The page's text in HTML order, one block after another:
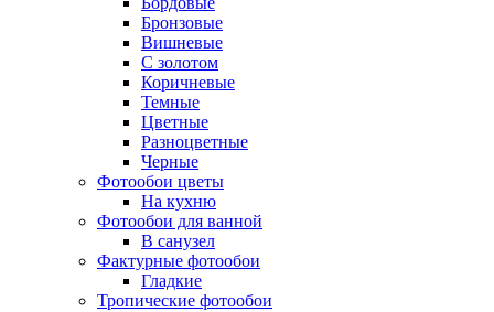
Бронзовые
Вишневые
С золотом
Коричневые
Темные
Цветные
Разноцветные
Черные
Фотообои цветы
На кухню
Фотообои для ванной
В санузел
Фактурные фотообои
Гладкие
Тропические фотообои